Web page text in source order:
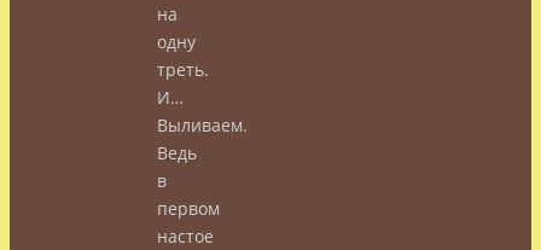
на
одну
треть.
И…
Выливаем.
Ведь
в
первом
настое